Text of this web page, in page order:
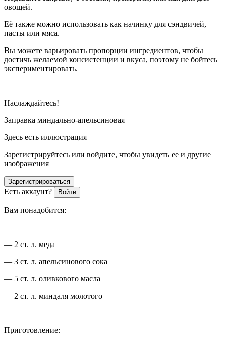
овощей.
Её также можно использовать как начинку для сэндвичей,
пасты или мяса.
Вы можете варьировать пропорции ингредиентов, чтобы
достичь желаемой консистенции и вкуса, поэтому не бойтесь
экспериментировать.
Наслаждайтесь!
Заправка миндально-апельсиновая
Здесь есть иллюстрация
Зарегистрируйтесь или войдите, чтобы увидеть ее и другие
изображения
Зарегистрироваться
Есть аккаунт? Войти
Вам понадобится:
— 2 ст. л. меда
— 3 ст. л. апельсинового сока
— 5 ст. л. оливкового масла
— 2 ст. л. миндаля молотого
Приготовление: